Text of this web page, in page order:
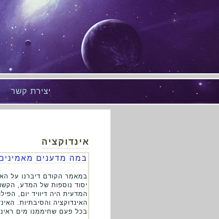
יצירת קשר
אינדוקציה
במה מדענים
במאמר הקודם דיברנו על
יסוד נוספות של המדע,
האינדוקציה והסיבתיות.
בכל פעם שחיממנו מים ראינו שהם